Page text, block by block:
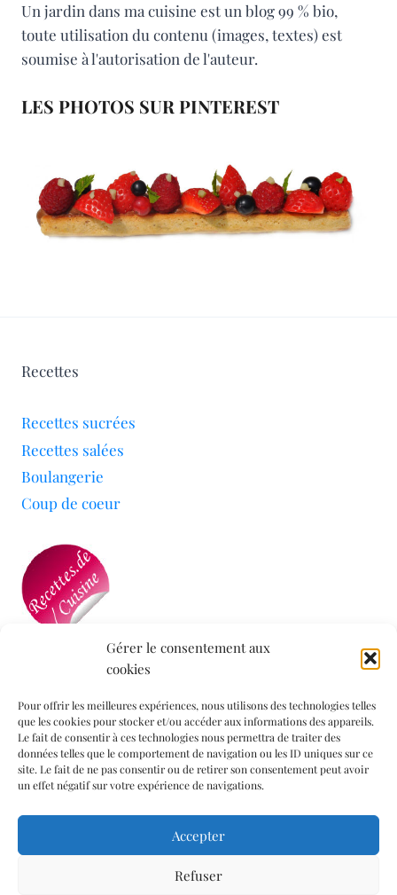
Gérer le consentement aux
cookies
Pour offrir les meilleures expériences, nous utilisons des technologies telles
que les cookies pour stocker et/ou accéder aux informations des appareils.
Le fait de consentir à ces technologies nous permettra de traiter des
données telles que le comportement de navigation ou les ID uniques sur ce
site. Le fait de ne pas consentir ou de retirer son consentement peut avoir
un effet négatif sur votre expérience de navigations.
Accepter
Refuser
Un jardin dans ma cuisine est un blog 99 % bio,
toute utilisation du contenu (images, textes) est
soumise à l'autorisation de l'auteur.
LES PHOTOS SUR PINTEREST
Recettes
Recettes sucrées
Recettes salées
Boulangerie
Coup de coeur
Mon blog a été sélectionné par le site
Informations légales
Mentions légales
Politique de confidentialité
Politique de cookies (UE)